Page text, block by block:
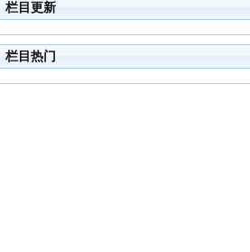
栏目更新
栏目热门